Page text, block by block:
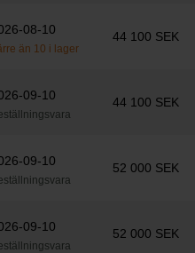
08-10
än 10 i lager
44 100 SEK
09-10 44 100 SEK
09-10 52 000 SEK
09-10 52 000 SEK